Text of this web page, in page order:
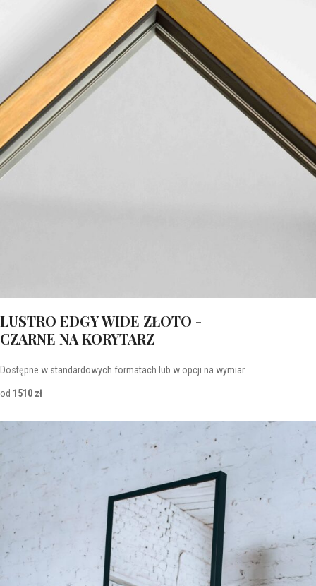
LUSTRO EDGY WIDE ZŁOTO -
CZARNE NA KORYTARZ
Dostępne w standardowych formatach lub w opcji na wymiar
od 1510 zł